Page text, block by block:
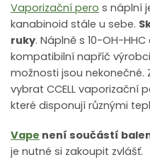
Vaporizační pero s náplní
kanabinoid stále u sebe.
ruky. Náplně s 10-OH-
kompatibilní napříč
možnosti jsou
vybrat CCELL vaporizační
které disponují různými
Vape není součástí
je nutné si zakoupit zvlášť.